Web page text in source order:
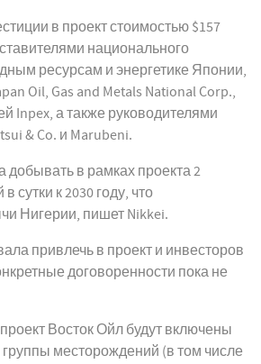
в проект стоимостью $157
национального
ресурсам и энергетике Японии,
Oil, Gas and Metals National Corp.,
Inpex, а также руководителями
& Co. и Marubeni.
добывать в рамках проекта 2
сутки к 2030 году, что
Нигерии, пишет Nikkei.
привлечь в проект и инвесторов
договоренности пока не
Восток Ойл будут включены
месторождений (в том числе